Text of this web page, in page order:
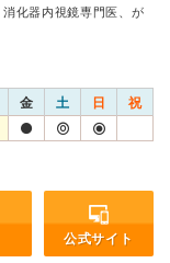
化器内視鏡専門医、が
金 土 日 祝
公式サイト